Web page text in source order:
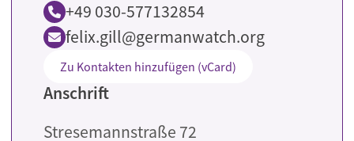
+49 030-577132854
felix.gill@germanwatch.org
Zu Kontakten hinzufügen (vCard)
Anschrift
Stresemannstraße 72